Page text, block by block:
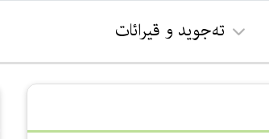
تەجوید و قیرائات
ئجازەی قورئان خوێندن
جوان خوێندنەوەی سوڕەتی